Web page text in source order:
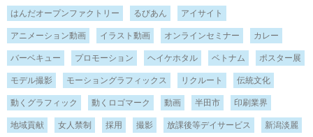
はんだオープンファクトリー るびあん アイサイト
アニメーション動画 イラスト動画 オンラインセミナー カレー
バーベキュー プロモーション ヘイケホタル ベトナム ポスター展
モデル撮影 モーショングラフィックス リクルート 伝統文化
動くグラフィック 動くロゴマーク 動画 半田市 印刷業界
地域貢献 女人禁制 採用 撮影 放課後等デイサービス 新潟淡麗